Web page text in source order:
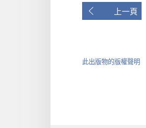
上一頁
此出版物的版權聲明